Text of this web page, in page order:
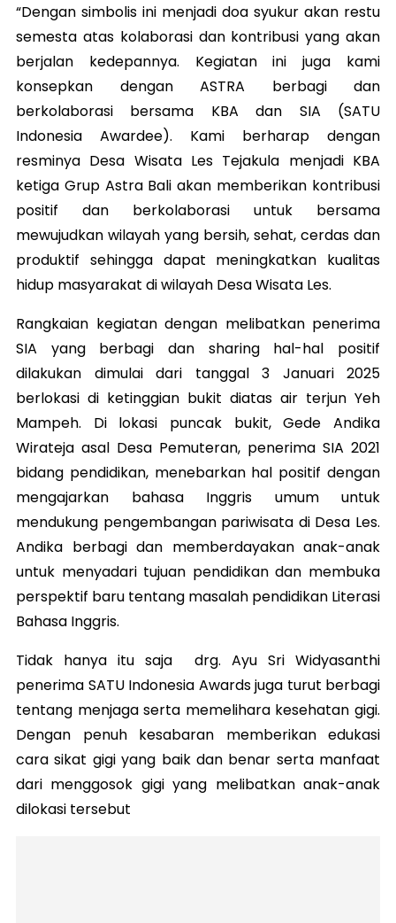
“Dengan simbolis ini menjadi doa syukur akan restu
semesta atas kolaborasi dan kontribusi yang akan
berjalan kedepannya. Kegiatan ini juga kami
konsepkan dengan ASTRA berbagi dan
berkolaborasi bersama KBA dan SIA (SATU
Indonesia Awardee). Kami berharap dengan
resminya Desa Wisata Les Tejakula menjadi KBA
ketiga Grup Astra Bali akan memberikan kontribusi
positif dan berkolaborasi untuk bersama
mewujudkan wilayah yang bersih, sehat, cerdas dan
produktif sehingga dapat meningkatkan kualitas
hidup masyarakat di wilayah Desa Wisata Les.
Rangkaian kegiatan dengan melibatkan penerima
SIA yang berbagi dan sharing hal-hal positif
dilakukan dimulai dari tanggal 3 Januari 2025
berlokasi di ketinggian bukit diatas air terjun Yeh
Mampeh. Di lokasi puncak bukit, Gede Andika
Wirateja asal Desa Pemuteran, penerima SIA 2021
bidang pendidikan, menebarkan hal positif dengan
mengajarkan bahasa Inggris umum untuk
mendukung pengembangan pariwisata di Desa Les.
Andika berbagi dan memberdayakan anak-anak
untuk menyadari tujuan pendidikan dan membuka
perspektif baru tentang masalah pendidikan Literasi
Bahasa Inggris.
Tidak hanya itu saja drg. Ayu Sri Widyasanthi
penerima SATU Indonesia Awards juga turut berbagi
tentang menjaga serta memelihara kesehatan gigi.
Dengan penuh kesabaran memberikan edukasi
cara sikat gigi yang baik dan benar serta manfaat
dari menggosok gigi yang melibatkan anak-anak
dilokasi tersebut